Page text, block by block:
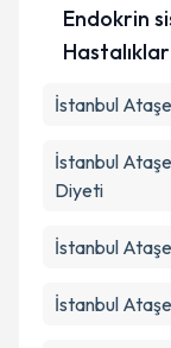
Endokrin
Hastalıklar
İstanbul
İstanbul
Diyeti
İstanbul
İstanbul